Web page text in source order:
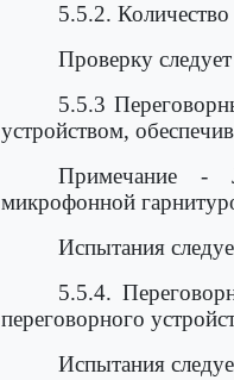
5.5.2.
Проверку
5.5.3
устройством,
Примечание -
микрофонной
Испытания
5.5.4.
переговорного
Испытания